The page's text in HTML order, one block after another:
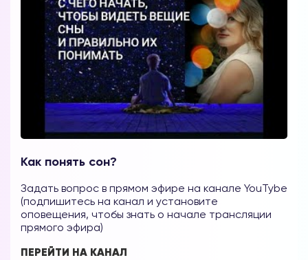
Как понять сон?
Задать вопрос в прямом эфире на канале YouTybe
(подпишитесь на канал и установите
оповещения, чтобы знать о начале трансляции
прямого эфира)
ПЕРЕЙТИ НА КАНАЛ